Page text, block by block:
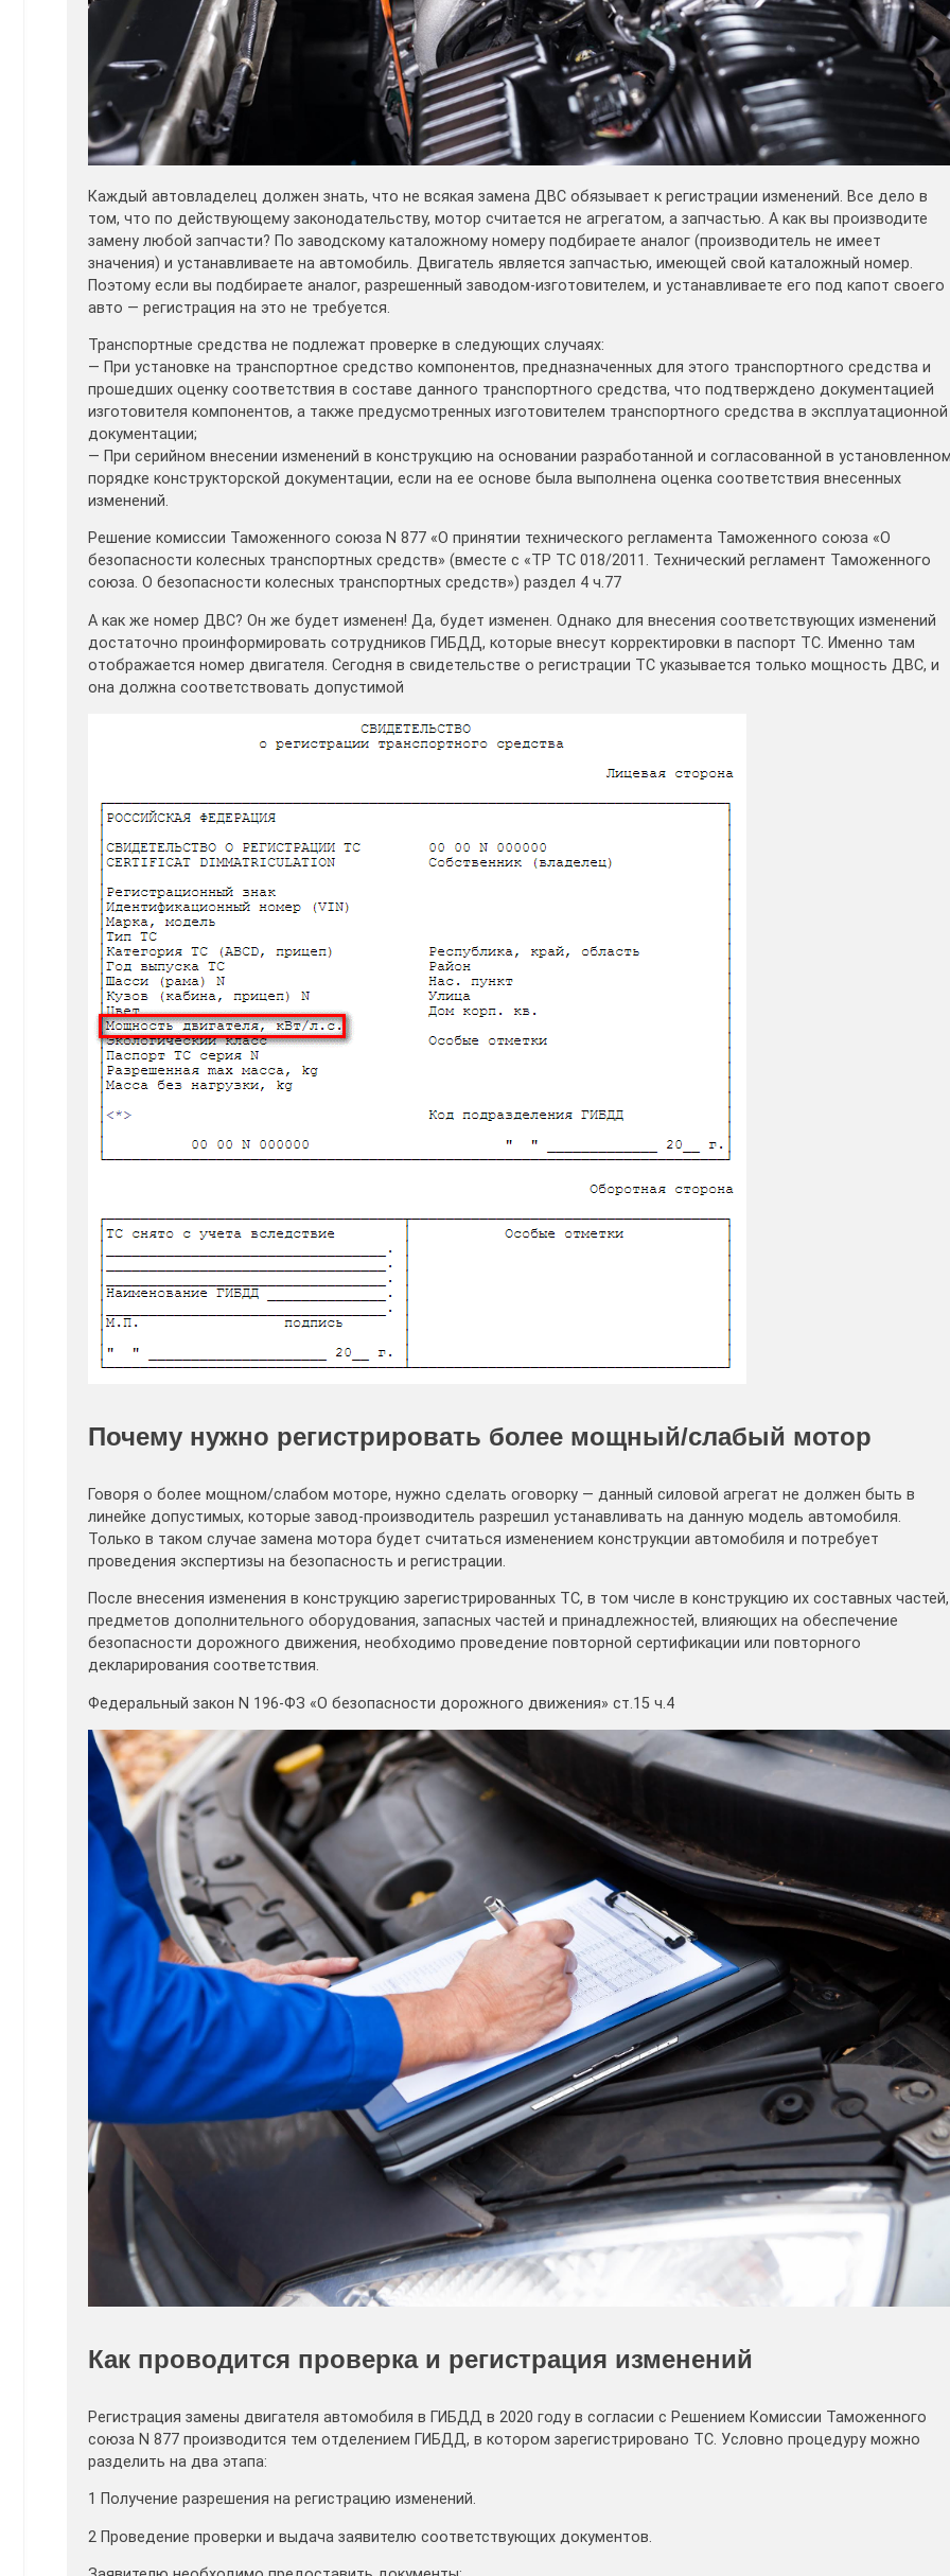
Каждый автовладелец должен знать, что не всякая замена ДВС обязывает к регистрации изменений. Все дело в
том, что по действующему законодательству, мотор считается не агрегатом, а запчастью. А как вы производите
замену любой запчасти? По заводскому каталожному номеру подбираете аналог (производитель не имеет
значения) и устанавливаете на автомобиль. Двигатель является запчастью, имеющей свой каталожный номер.
Поэтому если вы подбираете аналог, разрешенный заводом-изготовителем, и устанавливаете его под капот своего
авто — регистрация на это не требуется.
Транспортные средства не подлежат проверке в следующих случаях:
— При установке на транспортное средство компонентов, предназначенных для этого транспортного средства и
прошедших оценку соответствия в составе данного транспортного средства, что подтверждено документацией
изготовителя компонентов, а также предусмотренных изготовителем транспортного средства в эксплуатационной
документации;
— При серийном внесении изменений в конструкцию на основании разработанной и согласованной в
порядке конструкторской документации, если на ее основе была выполнена оценка соответствия внесенных
изменений.
Решение комиссии Таможенного союза N 877 «О принятии технического регламента Таможенного союза «О
безопасности колесных транспортных средств» (вместе с «ТР ТС 018/2011. Технический регламент Таможенного
союза. О безопасности колесных транспортных средств») раздел 4 ч.77
А как же номер ДВС? Он же будет изменен! Да, будет изменен. Однако для внесения соответствующих изменений
достаточно проинформировать сотрудников ГИБДД, которые внесут корректировки в паспорт ТС. Именно там
отображается номер двигателя. Сегодня в свидетельстве о регистрации ТС указывается только мощность ДВС, и
она должна соответствовать допустимой
Почему нужно регистрировать более мощный/слабый мотор
Говоря о более мощном/слабом моторе, нужно сделать оговорку — данный силовой агрегат не должен быть в
линейке допустимых, которые завод-производитель разрешил устанавливать на данную модель автомобиля.
Только в таком случае замена мотора будет считаться изменением конструкции автомобиля и потребует
проведения экспертизы на безопасность и регистрации.
После внесения изменения в конструкцию зарегистрированных ТС, в том числе в конструкцию их составных частей,
предметов дополнительного оборудования, запасных частей и принадлежностей, влияющих на обеспечение
безопасности дорожного движения, необходимо проведение повторной сертификации или повторного
декларирования соответствия.
Федеральный закон N 196-ФЗ «О безопасности дорожного движения» ст.15 ч.4
Как проводится проверка и регистрация изменений
Регистрация замены двигателя автомобиля в ГИБДД в 2020 году в согласии с Решением Комиссии Таможенного
союза N 877 производится тем отделением ГИБДД, в котором зарегистрировано ТС. Условно процедуру можно
разделить на два этапа:
1 Получение разрешения на регистрацию изменений.
2 Проведение проверки и выдача заявителю соответствующих документов.